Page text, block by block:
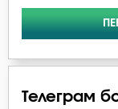
Вера
Телеграм